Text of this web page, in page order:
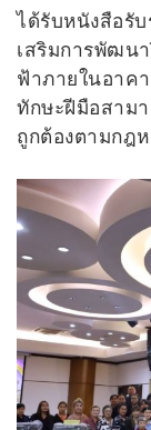
ได้รับหนังสือรั
เสริมการพัฒน
ฟ้าภายในอาค
ทักษะฝีมือสาม
ถูกต้องตามกฎ